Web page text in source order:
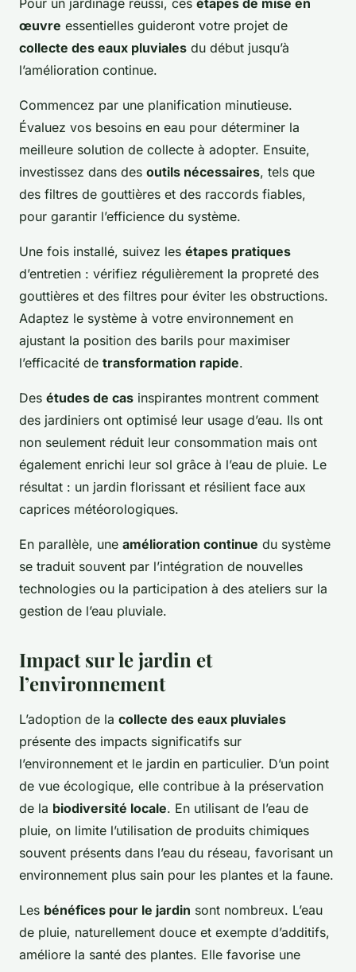
œuvre essentielles guideront votre projet de
collecte des eaux pluviales du début jusqu’à
l’amélioration continue.
Commencez par une planification minutieuse.
Évaluez vos besoins en eau pour déterminer la
meilleure solution de collecte à adopter. Ensuite,
investissez dans des outils nécessaires, tels que
des filtres de gouttières et des raccords fiables,
pour garantir l’efficience du système.
Une fois installé, suivez les étapes pratiques
d’entretien : vérifiez régulièrement la propreté des
gouttières et des filtres pour éviter les obstructions.
Adaptez le système à votre environnement en
ajustant la position des barils pour maximiser
l’efficacité de transformation rapide.
Des études de cas inspirantes montrent comment
des jardiniers ont optimisé leur usage d’eau. Ils ont
non seulement réduit leur consommation mais ont
également enrichi leur sol grâce à l’eau de pluie. Le
résultat : un jardin florissant et résilient face aux
caprices météorologiques.
En parallèle, une amélioration continue du système
se traduit souvent par l’intégration de nouvelles
technologies ou la participation à des ateliers sur la
gestion de l’eau pluviale.
Impact sur le jardin et
l’environnement
L’adoption de la collecte des eaux pluviales
présente des impacts significatifs sur
l’environnement et le jardin en particulier. D’un point
de vue écologique, elle contribue à la préservation
de la biodiversité locale. En utilisant de l’eau de
pluie, on limite l’utilisation de produits chimiques
souvent présents dans l’eau du réseau, favorisant un
environnement plus sain pour les plantes et la faune.
Les bénéfices pour le jardin sont nombreux. L’eau
de pluie, naturellement douce et exempte d’additifs,
améliore la santé des plantes. Elle favorise une